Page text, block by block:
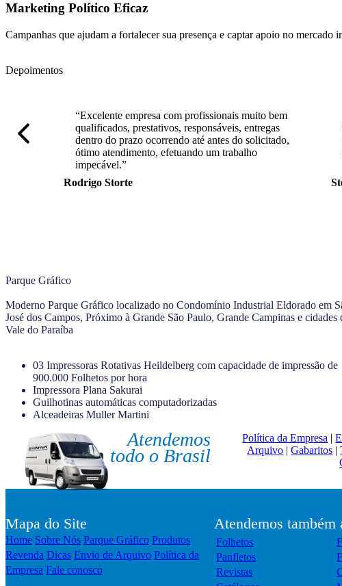
Marketing Político Eficaz
Campanhas que ajudam a fortalecer sua presença e captar apoio no mercado
Depoimentos
“Excelente empresa com profissionais muito bem
qualificados, prestativos, responsáveis, entregas
dentro do prazo ocorrendo até antes do solicitado,
ótimo atendimento, efetuando um trabalho
impecável.”
Rodrigo Storte
Parque Gráfico
Moderno Parque Gráfico localizado no Condomínio Industrial Eldorado em
José dos Campos, Próximo à Grande São Paulo, Grande Campinas e cidades
Vale do Paraíba
03 Impressoras Rotativas Heildelberg com capacidade de impressão de
900.000 Folhetos por hora
Impressora Plana Sakurai
Guilhotinas automáticas computadorizadas
Alceadeiras Muller Martini
Atendemos
todo o Brasil
Política da Empresa |
Arquivo |Gabaritos |
Mapa do Site
Home Sobre Nós Parque Gráfico Produtos
Revenda Dicas Envio de Arquivo Política da
Empresa Fale conosco
Atendemos também
Folhetos
Panfletos
Revistas